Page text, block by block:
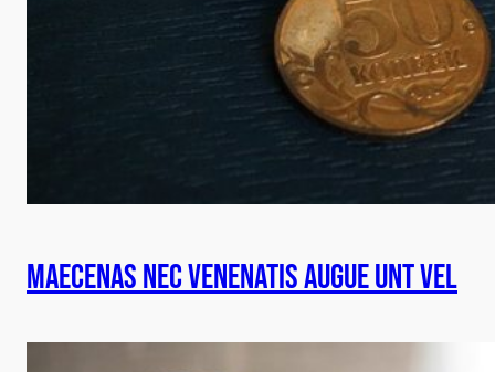
Maecenas nec venenatis augue unt vel